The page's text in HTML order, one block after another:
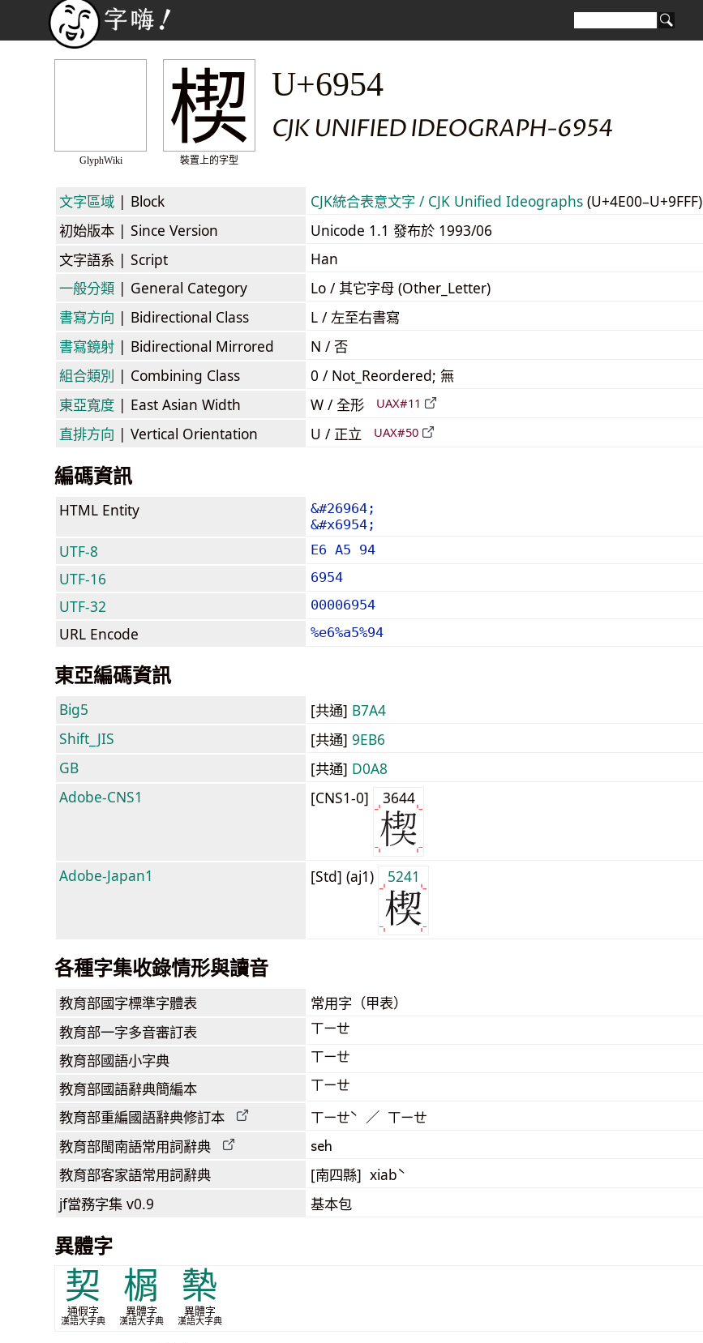
GlyphWiki
楔
裝置上的字型
U+6954
CJK UNIFIED IDEOGRAPH-6954
文字區域 | Block CJK統合表意文字 / CJK Unified Ideographs (U+4E00–U+9FFF)
初始版本 | Since Version
Unicode 1.1 發布於 1993/06
文字語系 | Script
Han
一般分類 | General Category
Lo / 其它字母 (Other_Letter)
書寫方向 | Bidirectional Class
L / 左至右書寫
書寫鏡射 | Bidirectional Mirrored
N / 否
組合類別 | Combining Class
0 / Not_Reordered; 無
東亞寬度 | East Asian Width W / 全形 UAX#11
直排方向 | Vertical Orientation U / 正立 UAX#50
編碼資訊
HTML Entity
&#26964;
&#x6954;
UTF-8 E6 A5 94
UTF-16 6954
UTF-32 00006954
URL Encode %e6%a5%94
東亞編碼資訊
Big5 [共通] B7A4
Shift_JIS
[共通] 9EB6
GB
[共通] D0A8
Adobe-CNS1
[CNS1-0] 3644
Adobe-Japan1 [Std] (aj1) 5241
各種字集收錄情形與讀音
教育部國字標準字體表 常用字（甲表）
教育部一字多音審訂表 ㄒㄧㄝ
教育部國語小字典 ㄒㄧㄝ
教育部國語辭典簡編本 ㄒㄧㄝ
教育部重編國語辭典修訂本 ㄒㄧㄝˋ ／ ㄒㄧㄝ
教育部閩南語常用詞辭典 seh
教育部客家語常用詞辭典 [南四縣] xiabˋ
jf當務字集 v0.9 基本包
異體字
契
通假字
漢語大字典
榍
異體字
漢語大字典
槷
異體字
漢語大字典